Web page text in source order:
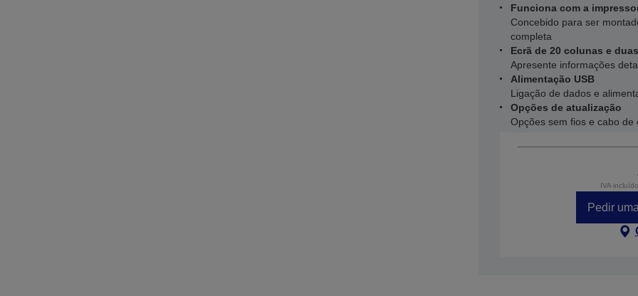
Funciona com a
Concebido para ser
completa
Ecrã de 20 colunas e
Apresente informações
Alimentação USB
Ligação de dados e
Opções de atualização
Opções sem fios e cabo
IVA
Pedir